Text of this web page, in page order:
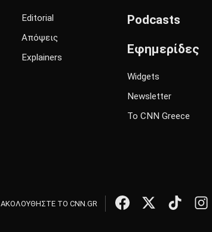
Editorial
Απόψεις
Explainers
Podcasts
Εφημερίδες
Widgets
Newsletter
Το CNN Greece
ΑΚΟΛΟΥΘΗΣΤΕ ΤΟ CNN.GR